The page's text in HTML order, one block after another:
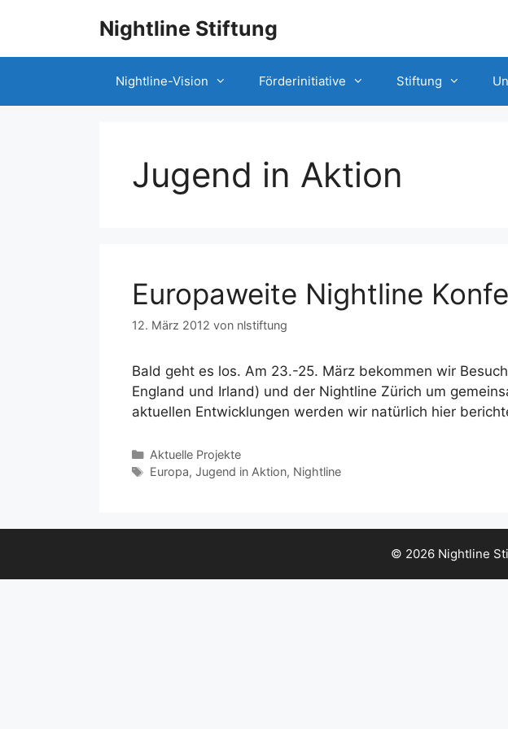
Nightline Stiftung
Nightline-Vision Förderinitiative Stiftung
Jugend in Aktion
Europaweite Nightline
12. März 2012 von nlstiftung
Bald geht es los. Am 23.-25. März bekommen wir
England und Irland) und der Nightline Zürich um
aktuellen Entwicklungen werden wir natürlich hier
Aktuelle Projekte
Europa, Jugend in Aktion, Nightline
© 2026 Nightline